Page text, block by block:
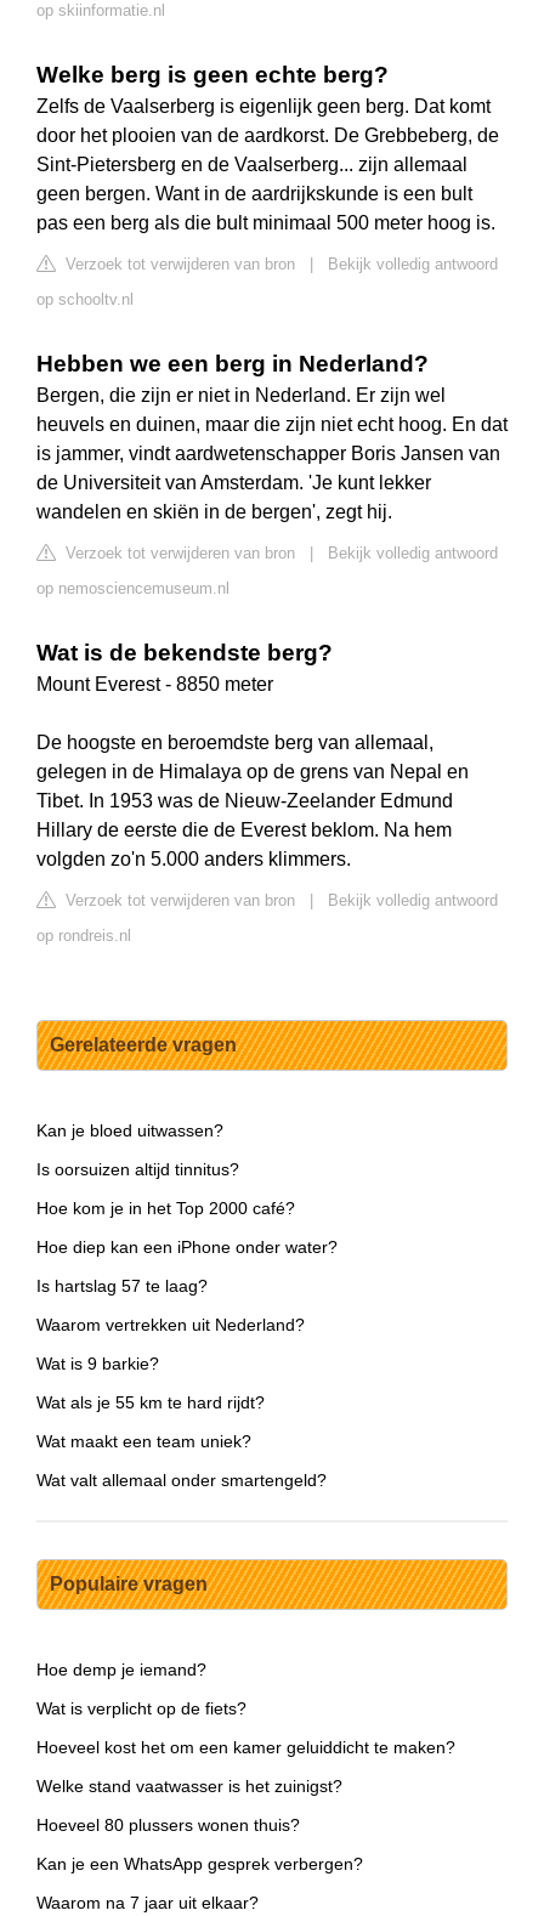
op skiinformatie.nl
Welke berg is geen echte berg?
Zelfs de Vaalserberg is eigenlijk geen berg. Dat komt
door het plooien van de aardkorst. De Grebbeberg, de
Sint-Pietersberg en de Vaalserberg... zijn allemaal
geen bergen. Want in de aardrijkskunde is een bult
pas een berg als die bult minimaal 500 meter hoog is.
Verzoek tot verwijderen van bron
Bekijk volledig antwoord
op schooltv.nl
Hebben we een berg in Nederland?
Bergen, die zijn er niet in Nederland. Er zijn wel
heuvels en duinen, maar die zijn niet echt hoog. En dat
is jammer, vindt aardwetenschapper Boris Jansen van
de Universiteit van Amsterdam. 'Je kunt lekker
wandelen en skiën in de bergen', zegt hij.
Verzoek tot verwijderen van bron
Bekijk volledig antwoord
op nemosciencemuseum.nl
Wat is de bekendste berg?
Mount Everest - 8850 meter
De hoogste en beroemdste berg van allemaal,
gelegen in de Himalaya op de grens van Nepal en
Tibet. In 1953 was de Nieuw-Zeelander Edmund
Hillary de eerste die de Everest beklom. Na hem
volgden zo'n 5.000 anders klimmers.
Verzoek tot verwijderen van bron
Bekijk volledig antwoord
op rondreis.nl
Gerelateerde vragen
Kan je bloed uitwassen?
Is oorsuizen altijd tinnitus?
Hoe kom je in het Top 2000 café?
Hoe diep kan een iPhone onder water?
Is hartslag 57 te laag?
Waarom vertrekken uit Nederland?
Wat is 9 barkie?
Wat als je 55 km te hard rijdt?
Wat maakt een team uniek?
Wat valt allemaal onder smartengeld?
Populaire vragen
Hoe demp je iemand?
Wat is verplicht op de fiets?
Hoeveel kost het om een kamer geluiddicht te maken?
Welke stand vaatwasser is het zuinigst?
Hoeveel 80 plussers wonen thuis?
Kan je een WhatsApp gesprek verbergen?
Waarom na 7 jaar uit elkaar?